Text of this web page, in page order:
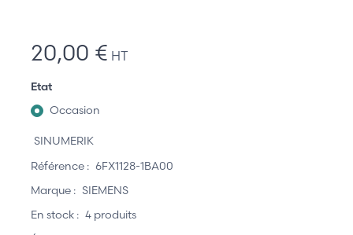
20,00 € HT
Etat
Occasion
SINUMERIK
Référence : 6FX1128-1BA00
Marque : SIEMENS
En stock : 4 produits